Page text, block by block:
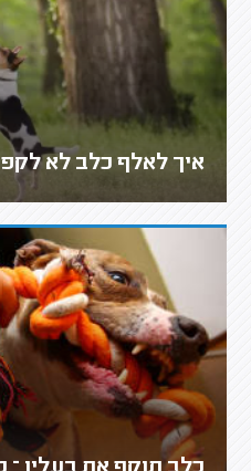
איך לאלף כלב לא